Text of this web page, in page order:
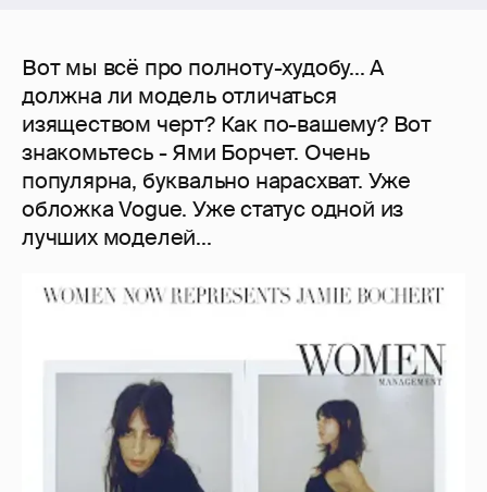
Вот мы всё про полноту-худобу... А
должна ли модель отличаться
изяществом черт? Как по-вашему? Вот
знакомьтесь - Ями Борчет. Очень
популярна, буквально нарасхват. Уже
обложка Vogue. Уже статус одной из
лучших моделей...